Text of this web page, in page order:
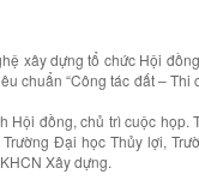
xây dựng tổ chức Hội
chuẩn “Công tác đất – Thi
Hội đồng, chủ trì cuộc họp.
Đại học Thủy lợi,
Xây dựng.